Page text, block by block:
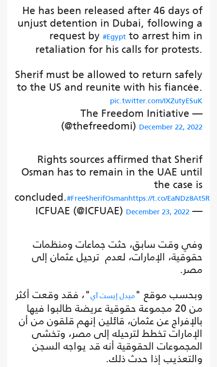
He has been released after 46 days of
unjust detention in Dubai, following a
request by #Egypt to arrest him in
retaliation for his calls for protests.
Sherif must be allowed to return safely
to the US and reunite with his fiancée.
pic.twitter.com/IXZutyESuK
— The Freedom Initiative
(@thefreedomi) December 22, 2022
Rights sources affirmed that Sherif
Osman has to remain in the UAE until
the case is
concluded.#FreeSherifOsmanhttps://t.co/EaNDz8At5R
— ICFUAE (@ICFUAE)
December 23, 2022
وفي وقت سابق، حثت جماعات ومنظمات
حقوقية، الإمارات، لعدم ترحيل عثمان إلى
مصر.
وبحسب موقع "ميدل إيست آي"، فقد وقعت أكثر
من 20 مجموعة حقوقية عريضة طالبوا فيها
بالإفراج عن عثمان، قائلين إنهم قلقون من أن
الإمارات تخطط لترحيله إلى مصر، وتخشى
المجموعات الحقوقية أنه قد يواجه السجن
والتعذيب إذا حدث ذلك.